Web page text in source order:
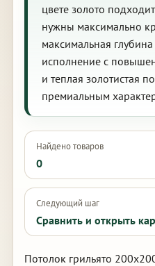
цвете золото
нужны максимально
максимальная
исполнение с
и теплая золотистая
премиальным
Найдено товаров
0
Следующий шаг
Сравнить и открыть
Потолок грильято